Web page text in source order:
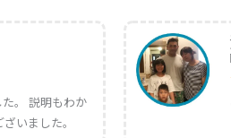
。 説明もわか
いました。